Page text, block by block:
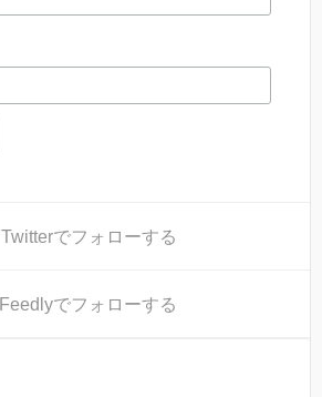
Twitterでフォローする
Feedlyでフォローする